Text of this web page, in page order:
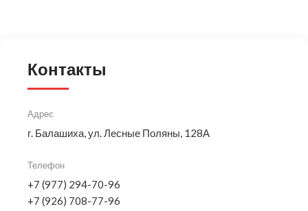
Контакты
Адрес
г. Балашиха, ул. Лесные Поляны, 128А
Телефон
+7 (977) 294-70-96
+7 (926) 708-77-96